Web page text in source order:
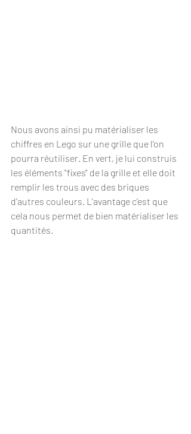
Nous avons ainsi pu matérialiser les
chiffres en Lego sur une grille que l'on
pourra réutiliser. En vert, je lui construis
les éléments "fixes" de la grille et elle doit
remplir les trous avec des briques
d'autres couleurs. L'avantage c'est que
cela nous permet de bien matérialiser les
quantités.